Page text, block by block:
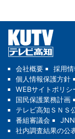
会社概要 採用
個人情報保護方針
WEBサイトポリシ
国民保護業務計画
テレビ高知ＳＮＳ
番組審議会
社内調査結果の公